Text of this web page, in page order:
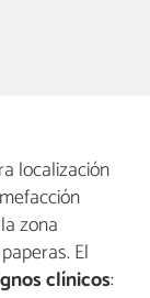
localización
zona
El
clínicos: